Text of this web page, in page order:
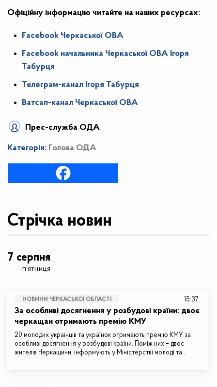
Офіційну інформацію читайте на наших ресурсах:
Facebook Черкаської ОВА
Facebook начальника Черкаської ОВА Ігоря
Табурця
Телеграм-канал Ігоря Табурця
Ватсап-канал Черкаської ОВА
Прес-служба ОДА
Категорія: Голова ОДА
Стрічка новин
7 серпня
п’ятниця
НОВИНИ ЧЕРКАСЬКОЇ ОБЛАСТІ
За особливі досягнення у розбудові країни: двоє
черкащан отримають премію КМУ
20 молодих українців та українок отримають премію КМУ за
особливі досягнення у розбудові країни. Поміж них – двоє
жителів Черкащини, інформують у Міністерстві молоді та…
15:37